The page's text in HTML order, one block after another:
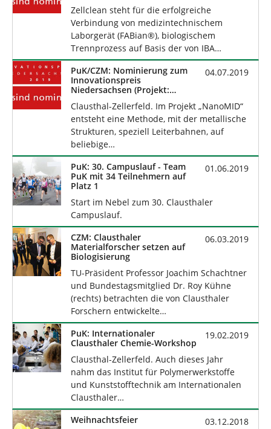
Zellclean steht für die erfolgreiche
Verbindung von medizintechnischem
Laborgerät (FABian®), biologischem
Trennprozess auf Basis der von IBA…
04.07.2019
PuK/CZM: Nominierung zum
Innovationspreis
Niedersachsen (Projekt:
Clausthal-Zellerfeld. Im Projekt „NanoMID“
entsteht eine Methode, mit der metallische
Strukturen, speziell Leiterbahnen, auf
beliebige…
01.06.2019
PuK: 30. Campuslauf - Team
PuK mit 34 Teilnehmern auf
Platz 1
Start im Nebel zum 30. Clausthaler
Campuslauf.
06.03.2019
CZM: Clausthaler
Materialforscher setzen auf
Biologisierung
TU-Präsident Professor Joachim Schachtner
und Bundestagsmitglied Dr. Roy Kühne
(rechts) betrachten die von Clausthaler
Forschern entwickelte…
19.02.2019
PuK: Internationaler
Clausthaler Chemie-Workshop
Clausthal-Zellerfeld. Auch dieses Jahr
nahm das Institut für Polymerwerkstoffe
und Kunststofftechnik am Internationalen
Clausthaler…
03.12.2018
Weihnachtsfeier